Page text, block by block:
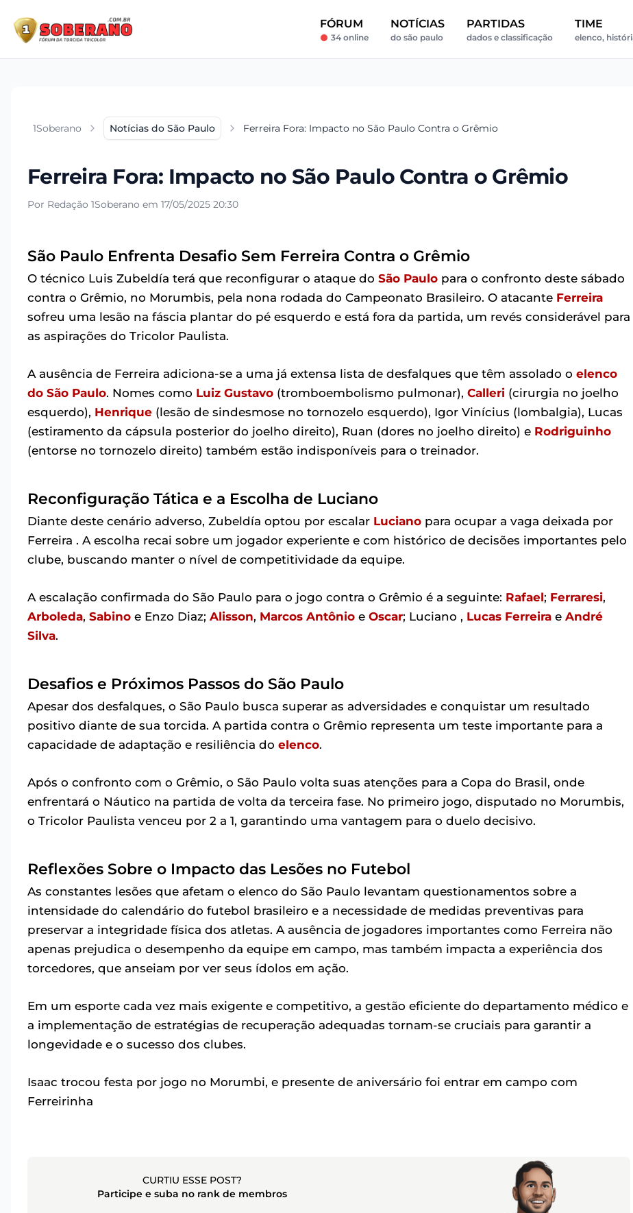
FÓRUM
34 online
NOTÍCIAS
do são paulo
PARTIDAS
dados e classificação
TIME
elenco,
1Soberano Notícias do São Paulo Ferreira Fora: Impacto no São Paulo Contra o Grêmio
Ferreira Fora: Impacto no São Paulo Contra o Grêmio
Por Redação 1Soberano em 17/05/2025 20:30
São Paulo Enfrenta Desafio Sem Ferreira Contra o Grêmio
O técnico Luis Zubeldía terá que reconfigurar o ataque do São Paulo para o confronto deste sábado
contra o Grêmio, no Morumbis, pela nona rodada do Campeonato Brasileiro. O atacante Ferreira
sofreu uma lesão na fáscia plantar do pé esquerdo e está fora da partida, um revés considerável para
as aspirações do Tricolor Paulista.
A ausência de Ferreira adiciona-se a uma já extensa lista de desfalques que têm assolado o elenco
do São Paulo. Nomes como Luiz Gustavo (tromboembolismo pulmonar), Calleri (cirurgia no joelho
esquerdo), Henrique (lesão de sindesmose no tornozelo esquerdo), Igor Vinícius (lombalgia), Lucas
(estiramento da cápsula posterior do joelho direito), Ruan (dores no joelho direito) e Rodriguinho
(entorse no tornozelo direito) também estão indisponíveis para o treinador.
Reconfiguração Tática e a Escolha de Luciano
Diante deste cenário adverso, Zubeldía optou por escalar Luciano para ocupar a vaga deixada por
Ferreira . A escolha recai sobre um jogador experiente e com histórico de decisões importantes pelo
clube, buscando manter o nível de competitividade da equipe.
A escalação confirmada do São Paulo para o jogo contra o Grêmio é a seguinte: Rafael; Ferraresi,
Arboleda, Sabino e Enzo Diaz; Alisson, Marcos Antônio e Oscar; Luciano , Lucas Ferreira e André
Silva.
Desafios e Próximos Passos do São Paulo
Apesar dos desfalques, o São Paulo busca superar as adversidades e conquistar um resultado
positivo diante de sua torcida. A partida contra o Grêmio representa um teste importante para a
capacidade de adaptação e resiliência do elenco.
Após o confronto com o Grêmio, o São Paulo volta suas atenções para a Copa do Brasil, onde
enfrentará o Náutico na partida de volta da terceira fase. No primeiro jogo, disputado no Morumbis,
o Tricolor Paulista venceu por 2 a 1, garantindo uma vantagem para o duelo decisivo.
Reflexões Sobre o Impacto das Lesões no Futebol
As constantes lesões que afetam o elenco do São Paulo levantam questionamentos sobre a
intensidade do calendário do futebol brasileiro e a necessidade de medidas preventivas para
preservar a integridade física dos atletas. A ausência de jogadores importantes como Ferreira não
apenas prejudica o desempenho da equipe em campo, mas também impacta a experiência dos
torcedores, que anseiam por ver seus ídolos em ação.
Em um esporte cada vez mais exigente e competitivo, a gestão eficiente do departamento médico e
a implementação de estratégias de recuperação adequadas tornam-se cruciais para garantir a
longevidade e o sucesso dos clubes.
Isaac trocou festa por jogo no Morumbi, e presente de aniversário foi entrar em campo com
Ferreirinha
CURTIU ESSE POST?
Participe e suba no rank de membros